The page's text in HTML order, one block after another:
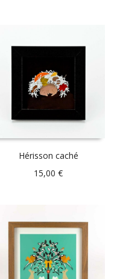
Hérisson caché
15,00€